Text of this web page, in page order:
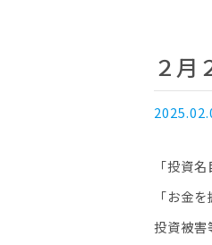
２月
「投資
「お金
投資被害